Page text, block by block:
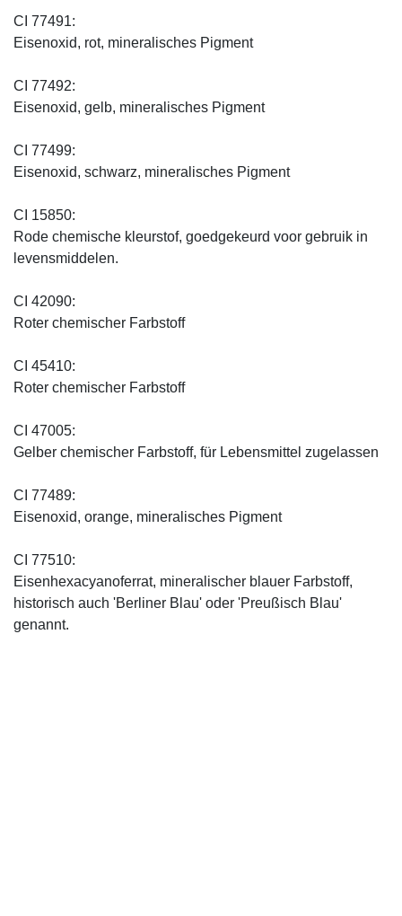
CI 77491:
Eisenoxid, rot, mineralisches Pigment
CI 77492:
Eisenoxid, gelb, mineralisches Pigment
CI 77499:
Eisenoxid, schwarz, mineralisches Pigment
CI 15850:
Rode chemische kleurstof, goedgekeurd voor gebruik in
levensmiddelen.
CI 42090:
Roter chemischer Farbstoff
CI 45410:
Roter chemischer Farbstoff
CI 47005:
Gelber chemischer Farbstoff, für Lebensmittel zugelassen
CI 77489:
Eisenoxid, orange, mineralisches Pigment
CI 77510:
Eisenhexacyanoferrat, mineralischer blauer Farbstoff,
historisch auch 'Berliner Blau' oder 'Preußisch Blau'
genannt.